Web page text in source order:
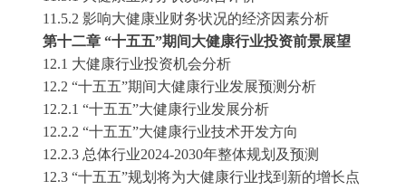
11.5.2 影响大健康业财务状况的经济因素分析
第十二章 “十五五”期间大健康行业投资前景展望
12.1 大健康行业投资机会分析
12.2 “十五五”期间大健康行业发展预测分析
12.2.1 “十五五”大健康行业发展分析
12.2.2 “十五五”大健康行业技术开发方向
12.2.3 总体行业2024-2030年整体规划及预测
12.3 “十五五”规划将为大健康行业找到新的增长点